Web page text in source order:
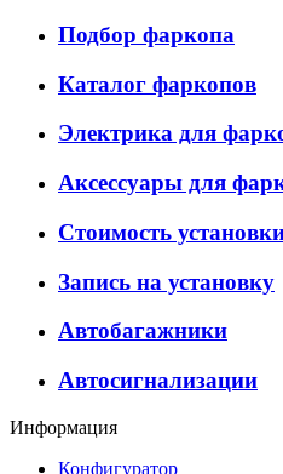
Подбор фаркопа
Каталог фаркопов
Электрика для
Аксессуары для
Стоимость
Запись на установку
Автобагажники
Автосигнализации
Информация
Конфигуратор